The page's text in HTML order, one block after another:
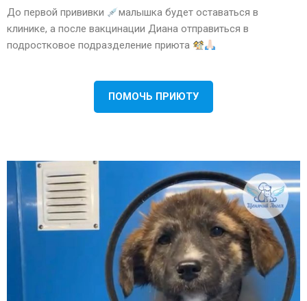
До первой прививки
малышка будет оставаться в
клинике, а после вакцинации Диана отправиться в
подростковое подразделение приюта
ПОМОЧЬ ПРИЮТУ